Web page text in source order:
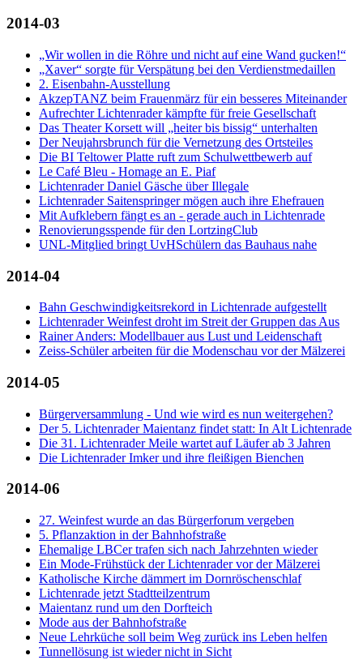
2014-03
„Wir wollen in die Röhre und nicht auf eine Wand gucken!“
„Xaver“ sorgte für Verspätung bei den Verdienstmedaillen
2. Eisenbahn-Ausstellung
AkzepTANZ beim Frauenmärz für ein besseres Miteinander
Aufrechter Lichtenrader kämpfte für freie Gesellschaft
Das Theater Korsett will „heiter bis bissig“ unterhalten
Der Neujahrsbrunch für die Vernetzung des Ortsteiles
Die BI Teltower Platte ruft zum Schulwettbewerb auf
Le Café Bleu - Homage an E. Piaf
Lichtenrader Daniel Gäsche über Illegale
Lichtenrader Saitenspringer mögen auch ihre Ehefrauen
Mit Aufklebern fängt es an - gerade auch in Lichtenrade
Renovierungsspende für den LortzingClub
UNL-Mitglied bringt UvHSchülern das Bauhaus nahe
2014-04
Bahn Geschwindigkeitsrekord in Lichtenrade aufgestellt
Lichtenrader Weinfest droht im Streit der Gruppen das Aus
Rainer Anders: Modellbauer aus Lust und Leidenschaft
Zeiss-Schüler arbeiten für die Modenschau vor der Mälzerei
2014-05
Bürgerversammlung - Und wie wird es nun weitergehen?
Der 5. Lichtenrader Maientanz findet statt: In Alt Lichtenrade
Die 31. Lichtenrader Meile wartet auf Läufer ab 3 Jahren
Die Lichtenrader Imker und ihre fleißigen Bienchen
2014-06
27. Weinfest wurde an das Bürgerforum vergeben
5. Pflanzaktion in der Bahnhofstraße
Ehemalige LBCer trafen sich nach Jahrzehnten wieder
Ein Mode-Frühstück der Lichtenrader vor der Mälzerei
Katholische Kirche dämmert im Dornröschenschlaf
Lichtenrade jetzt Stadtteilzentrum
Maientanz rund um den Dorfteich
Mode aus der Bahnhofstraße
Neue Lehrküche soll beim Weg zurück ins Leben helfen
Tunnellösung ist wieder nicht in Sicht